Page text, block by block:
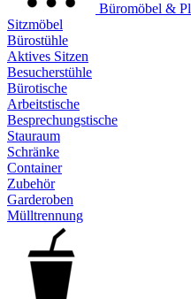
Büromöbel &
Sitzmöbel
Bürostühle
Aktives Sitzen
Besucherstühle
Bürotische
Arbeitstische
Besprechungstische
Stauraum
Schränke
Container
Zubehör
Garderoben
Mülltrennung